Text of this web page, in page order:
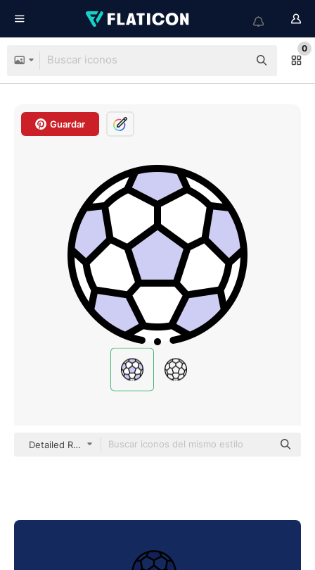
0
Guardar
Detailed Rounded Lineal color